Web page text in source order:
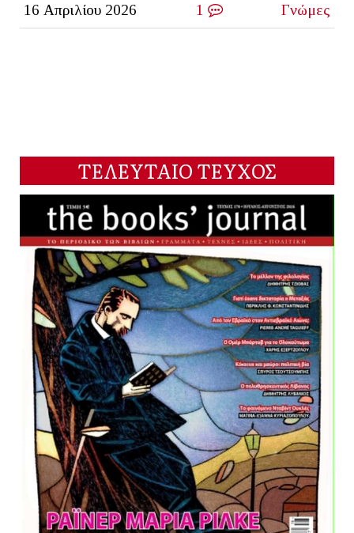
16 Απριλίου 2026 1 Γνώμες
ΤΕΛΕΥΤΑΙΟ ΤΕΥΧΟΣ